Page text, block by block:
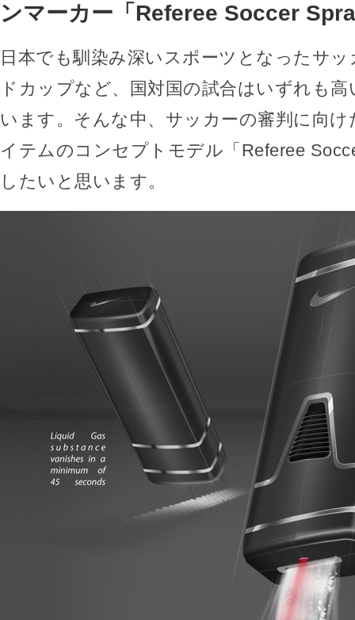
ンマーカー「Referee Soccer
日本でも馴染み深いスポーツとなったサ
ドカップなど、国対国の試合はいずれも
います。そんな中、サッカーの審判に向
イテムのコンセプトモデル「Referee
したいと思います。